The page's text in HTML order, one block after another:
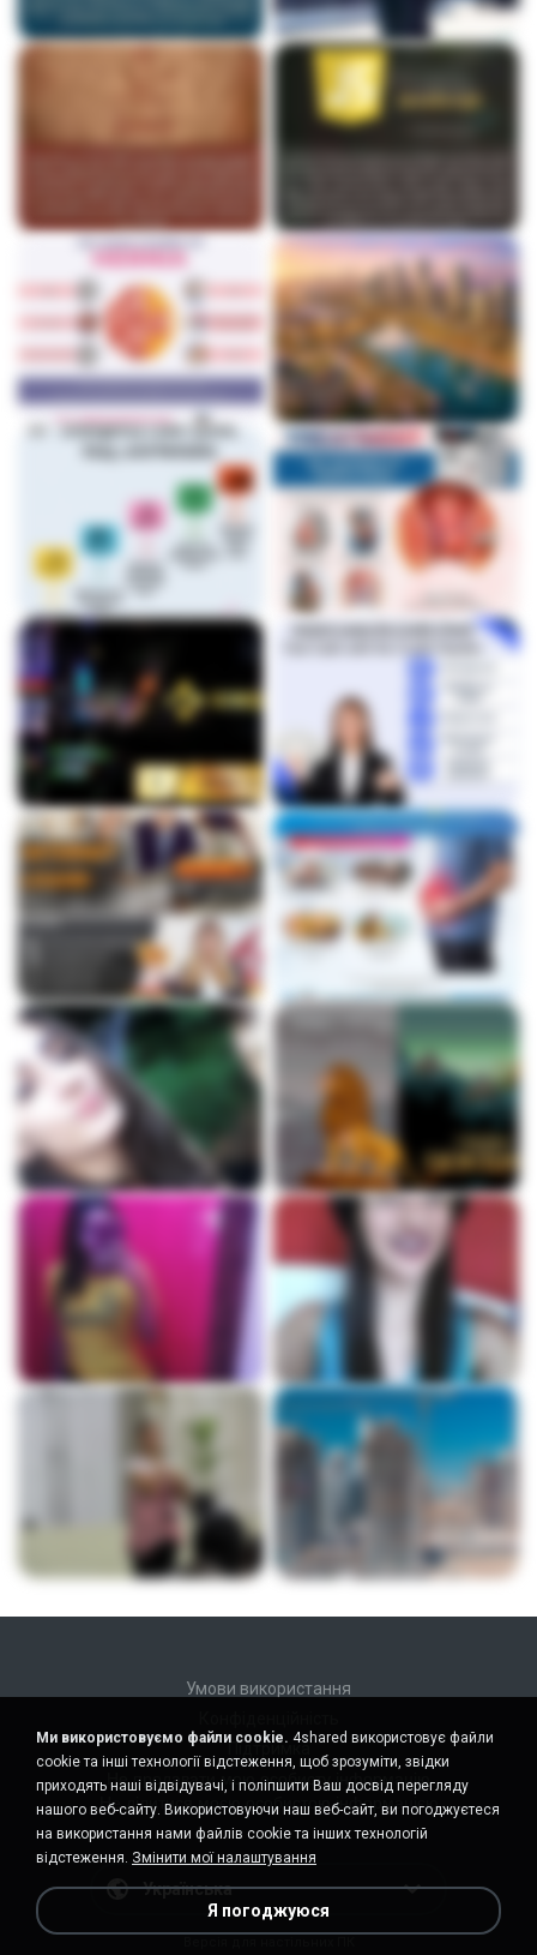
Умови використання
Підтримка
Не продавати мою особисту інформацію
Не ділитися моєю особистою інформацією
Українська
Ми використовуємо файли cookie. 4shared використовує файли
cookie та інші технології відстеження, щоб зрозуміти, звідки
приходять наші відвідувачі, і поліпшити Ваш досвід перегляду
нашого веб-сайту. Використовуючи наш веб-сайт, ви погоджуєтеся
на використання нами файлів cookie та інших технологій
відстеження. Змінити мої налаштування
Я погоджуюся